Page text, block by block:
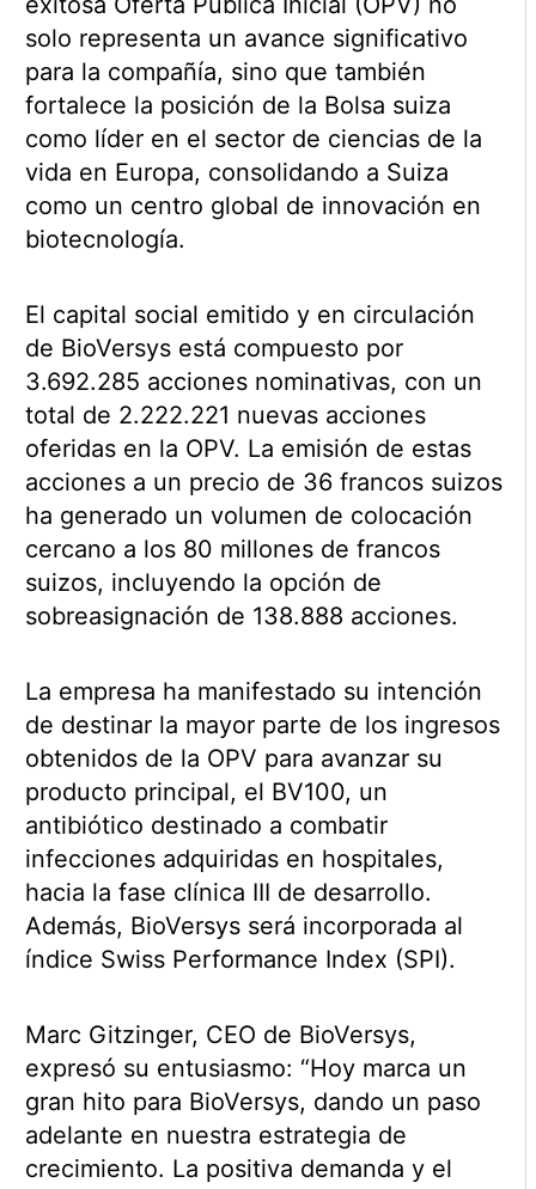
solo representa un avance significativo
para la compañía, sino que también
fortalece la posición de la Bolsa suiza
como líder en el sector de ciencias de la
vida en Europa, consolidando a Suiza
como un centro global de innovación en
biotecnología.
El capital social emitido y en circulación
de BioVersys está compuesto por
3.692.285 acciones nominativas, con un
total de 2.222.221 nuevas acciones
oferidas en la OPV. La emisión de estas
acciones a un precio de 36 francos suizos
ha generado un volumen de colocación
cercano a los 80 millones de francos
suizos, incluyendo la opción de
sobreasignación de 138.888 acciones.
La empresa ha manifestado su intención
de destinar la mayor parte de los ingresos
obtenidos de la OPV para avanzar su
producto principal, el BV100, un
antibiótico destinado a combatir
infecciones adquiridas en hospitales,
hacia la fase clínica III de desarrollo.
Además, BioVersys será incorporada al
índice Swiss Performance Index (SPI).
Marc Gitzinger, CEO de BioVersys,
expresó su entusiasmo: “Hoy marca un
gran hito para BioVersys, dando un paso
adelante en nuestra estrategia de
crecimiento. La positiva demanda y el